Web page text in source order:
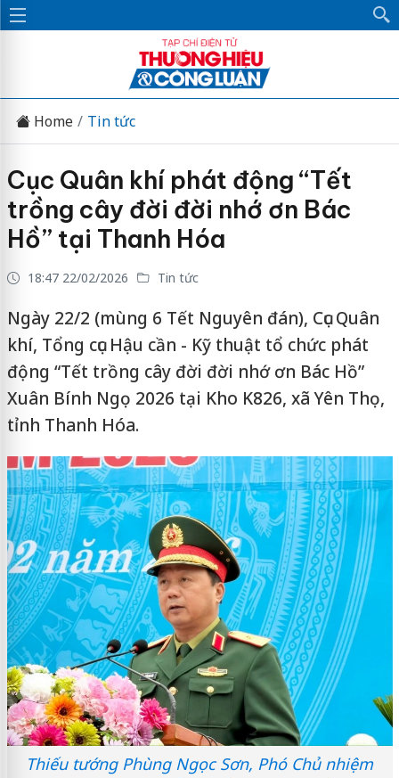
Home Tin tức
Cục Quân khí phát động “Tết
trồng cây đời đời nhớ ơn Bác
Hồ” tại Thanh Hóa
18:47 22/02/2026 Tin tức
Ngày 22/2 (mùng 6 Tết Nguyên đán), Cục Quân
khí, Tổng cục Hậu cần - Kỹ thuật tổ chức phát
động “Tết trồng cây đời đời nhớ ơn Bác Hồ”
Xuân Bính Ngọ 2026 tại Kho K826, xã Yên Thọ,
tỉnh Thanh Hóa.
Thiếu tướng Phùng Ngọc Sơn, Phó Chủ nhiệm